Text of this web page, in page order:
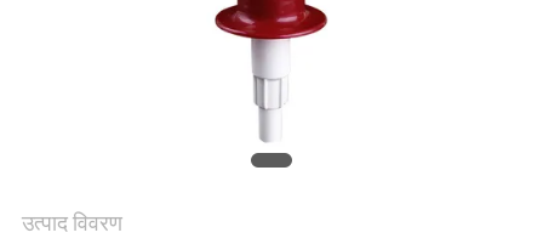
उत्पाद विवरण